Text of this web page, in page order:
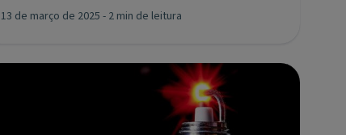
13 de março de 2025 - 2 min de leitura